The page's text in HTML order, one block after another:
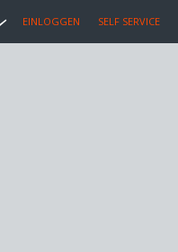
EINLOGGEN SELF SERVICE